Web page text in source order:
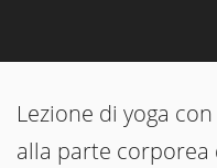
Lezione di yoga
alla parte corporea